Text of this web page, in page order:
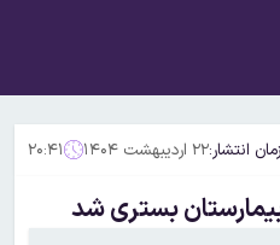
زمان انتشار:۲۲ اردیبهشت ۱۴۰۴ ۲۰:۴۱
بستری شد